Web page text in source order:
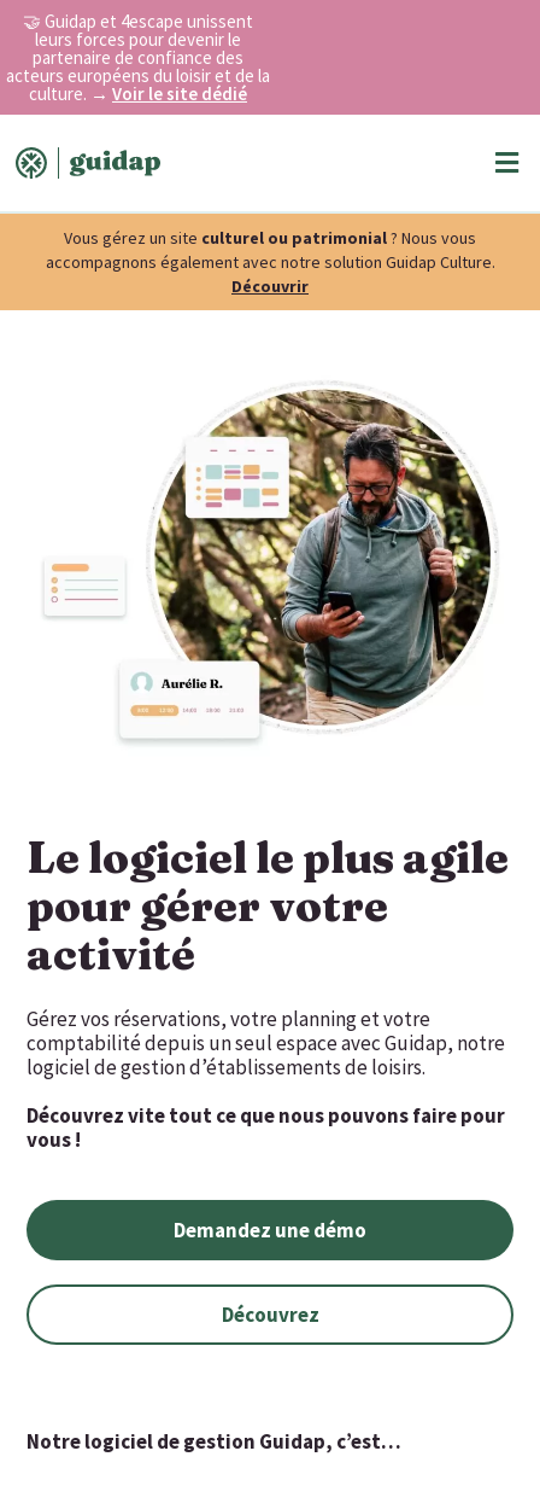
Aller
contenu
🤝 Guidap et 4escape unissent
leurs forces pour devenir le
partenaire de confiance des
acteurs européens du loisir et de la
culture. → Voir le site dédié
Vous gérez un site culturel ou patrimonial? Nous vous
accompagnons également avec notre solution Guidap Culture.
Découvrir
Le logiciel le plus agile
pour gérer votre
activité
Gérez vos réservations, votre planning et votre
comptabilité depuis un seul espace avec Guidap, notre
logiciel de gestion d’établissements de loisirs.
Découvrez vite tout ce que nous pouvons faire pour
vous !
Demandez une démo
Découvrez
Notre logiciel de gestion Guidap, c’est…